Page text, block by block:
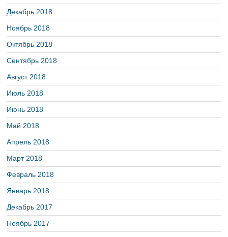
Декабрь 2018
Ноябрь 2018
Октябрь 2018
Сентябрь 2018
Август 2018
Июль 2018
Июнь 2018
Май 2018
Апрель 2018
Март 2018
Февраль 2018
Январь 2018
Декабрь 2017
Ноябрь 2017